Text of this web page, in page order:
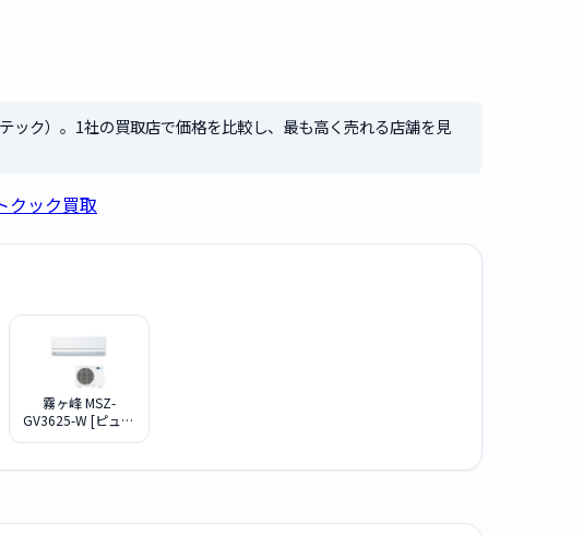
ック）。1社の買取店で価格を比較し、最も高く売れる店舗を見
クック買取
霧ヶ峰 MSZ-
GV3625-W [ピュア